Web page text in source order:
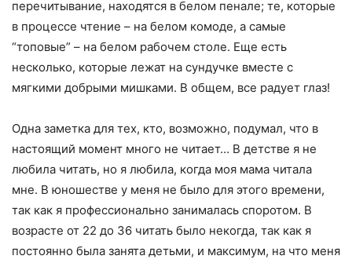
перечитывание, находятся в белом пенале; те, которые
в процессе чтение – на белом комоде, а самые
“топовые” – на белом рабочем столе. Еще есть
несколько, которые лежат на сундучке вместе с
мягкими добрыми мишками. В общем, все радует глаз!
Одна заметка для тех, кто, возможно, подумал, что в
настоящий момент много не читает… В детстве я не
любила читать, но я любила, когда моя мама читала
мне. В юношестве у меня не было для этого времени,
так как я профессионально занималась споротом. В
возрасте от 22 до 36 читать было некогда, так как я
постоянно была занята детьми, и максимум, на что меня